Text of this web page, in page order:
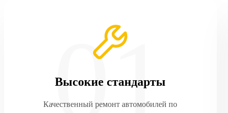
Высокие стандарты
Качественный ремонт автомобилей по